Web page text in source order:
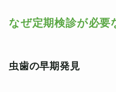
なぜ定期検診が必要
虫歯の早期発見